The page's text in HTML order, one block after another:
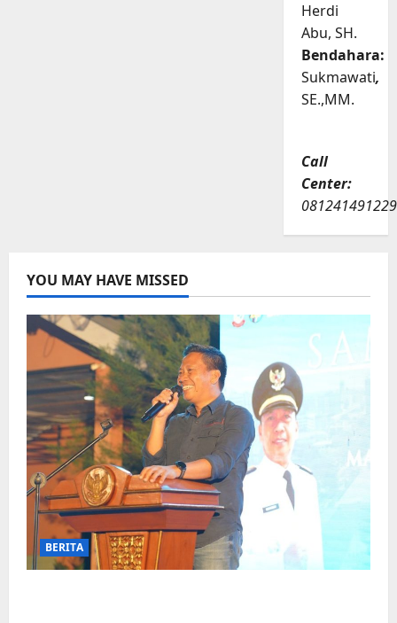
Herdi
Abu, SH.
Bendahara:
Sukmawati,
SE.,MM.
Call
Center:
081241491229
YOU MAY HAVE MISSED
BERITA